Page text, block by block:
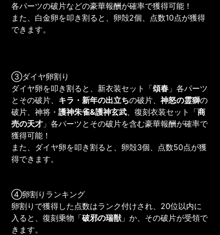
各パーツの破片などの豪華報酬が確率で獲得可能！
また、白金卵を叩き割ると、卵殻2個、点数10点が獲得
できます。
③ダイヤ卵割り
ダイヤ卵を叩き割ると、新衣装セット「頌春 」各パーツ
とその破片、 キラ・新年の出立ちの破片、神怒の霊獅の
破片、神将・護神朱雀&護神玄武 、復刻衣装セット「商
売の天才 」各パーツとその破片を含む豪華報酬が確率で
獲得可能！
また、ダイヤ卵を叩き割ると、卵殻3個、点数50点が獲
得できます。
④卵割りランキング
卵割りで獲得した点数はランク付けされ、20位以内に
入ると、復刻乗物「破邪の瑞獣 」か、その破片が受領で
きます。